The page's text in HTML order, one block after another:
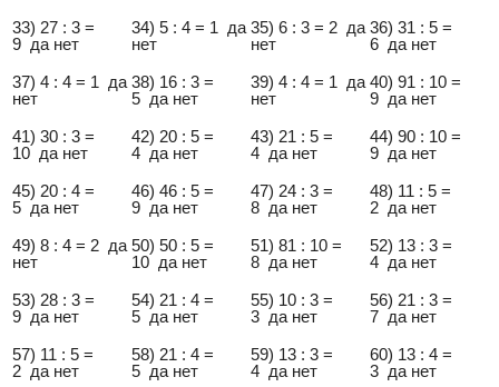
33) 27 : 3 =
9 да нет
34) 5 : 4 = 1 да
нет
35) 6 : 3 = 2 да
нет
36) 31 : 5 =
6 да нет
37) 4 : 4 = 1 да
нет
38) 16 : 3 =
5 да нет
39) 4 : 4 = 1 да
нет
40) 91 : 10 =
9 да нет
41) 30 : 3 =
10 да нет
42) 20 : 5 =
4 да нет
43) 21 : 5 =
4 да нет
44) 90 : 10 =
9 да нет
45) 20 : 4 =
5 да нет
46) 46 : 5 =
9 да нет
47) 24 : 3 =
8 да нет
48) 11 : 5 =
2 да нет
49) 8 : 4 = 2 да
нет
50) 50 : 5 =
10 да нет
51) 81 : 10 =
8 да нет
52) 13 : 3 =
4 да нет
53) 28 : 3 =
9 да нет
54) 21 : 4 =
5 да нет
55) 10 : 3 =
3 да нет
56) 21 : 3 =
7 да нет
57) 11 : 5 =
2 да нет
58) 21 : 4 =
5 да нет
59) 13 : 3 =
4 да нет
60) 13 : 4 =
3 да нет